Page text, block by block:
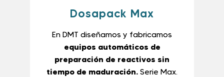
Dosapack Max
En DMT diseñamos y fabricamos
equipos automáticos de
preparación de reactivos sin
tiempo de maduración. Serie Max.